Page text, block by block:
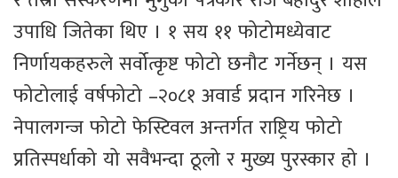
उपाधि जितेका थिए । १ सय ११ फोटोमध्येवाट
निर्णायकहरुले सर्वोत्कृष्ट फोटो छनौट गर्नेछन् । यस
फोटोलाई वर्षफोटो –२०८१ अवार्ड प्रदान गरिनेछ ।
नेपालगन्ज फोटो फेस्टिवल अन्तर्गत राष्ट्रिय फोटो
प्रतिस्पर्धाको यो सवैभन्दा ठूलो र मुख्य पुरस्कार हो ।